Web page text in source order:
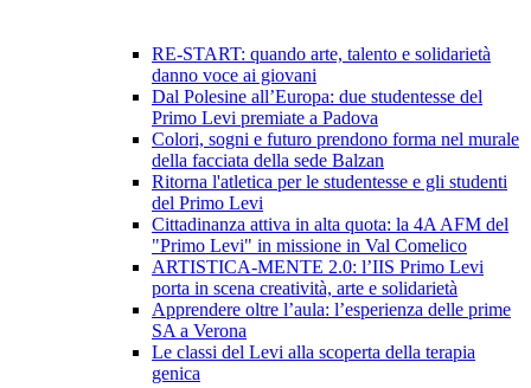
RE-START: quando arte, talento e solidarietà
danno voce ai giovani
Dal Polesine all’Europa: due studentesse del
Primo Levi premiate a Padova
Colori, sogni e futuro prendono forma nel murale
della facciata della sede Balzan
Ritorna l'atletica per le studentesse e gli studenti
del Primo Levi
Cittadinanza attiva in alta quota: la 4A AFM del
"Primo Levi" in missione in Val Comelico
ARTISTICA-MENTE 2.0: l’IIS Primo Levi
porta in scena creatività, arte e solidarietà
Apprendere oltre l’aula: l’esperienza delle prime
SA a Verona
Le classi del Levi alla scoperta della terapia
genica